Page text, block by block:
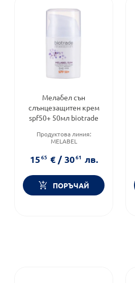
Мелабел сън
слънцезащитен крем
spf50+ 50мл biotrade
Продуктова линия:
MELABEL
50
Форма на продукта:крем
1565 € / 3061 лв.
ПОРЪЧАЙ